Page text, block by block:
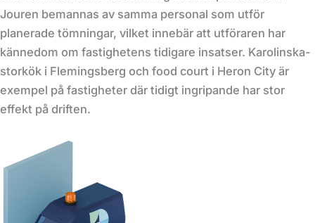
Jouren bemannas av samma personal som utför
planerade tömningar, vilket innebär att utföraren har
kännedom om fastighetens tidigare insatser. Karolinska-
storkök i Flemingsberg och food court i Heron City är
exempel på fastigheter där tidigt ingripande har stor
effekt på driften.